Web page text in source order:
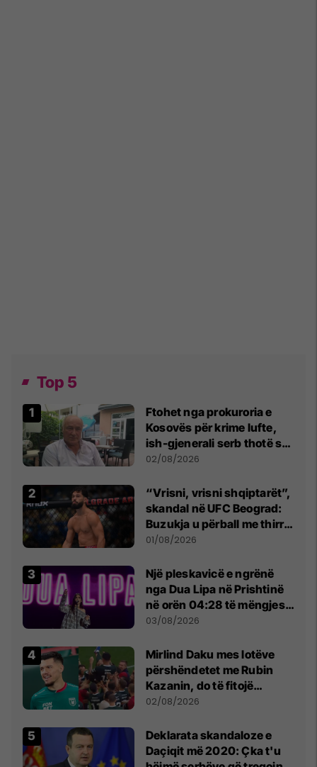
Top 5
Ftohet nga prokuroria e
Kosovës për krime lufte,
ish-gjenerali serb thotë se
dikush e tradhtoi në
02/08/2026
“Vrisni, vrisni shqiptarët”,
skandal në UFC Beograd:
Buzukja u përball me thirrje
anti-shqiptare nga
01/08/2026
Një pleskavicë e ngrënë
nga Dua Lipa në Prishtinë
në orën 04:28 të mëngjesit
- dhe bota digjitale serbe
03/08/2026
Mirlind Daku mes lotëve
përshëndetet me Rubin
Kazanin, do të fitojë
miliona te Spartak Moska
02/08/2026
​Deklarata skandaloze e
Daçiqit më 2020: Çka t'u